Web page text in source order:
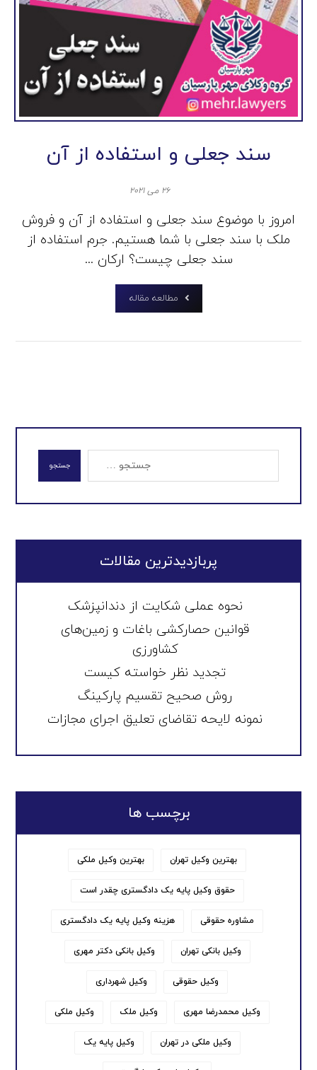
سند جعلی و استفاده از آن
۲۶ می ۲۰۲۱
امروز با موضوع سند جعلی و استفاده از آن و فروش
ملک با سند جعلی با شما هستیم. جرم استفاده از
سند جعلی چیست؟ ارکان ...
مطالعه مقاله
جستجو
پربازدیدترین مقالات
نحوه عملی شکایت از دندانپزشک
قوانین حصارکشی باغات و زمین‌های
کشاورزی
تجدید نظر خواسته کیست
روش صحیح تقسیم پارکینگ
نمونه لایحه تقاضای تعلیق اجرای مجازات
برچسب ها
بهترین وکیل تهران بهترین وکیل ملکی
حقوق وکیل پایه یک دادگستری چقدر است
مشاوره حقوقی هزینه وکیل پایه یک دادگستری
وکیل بانکی تهران وکیل بانکی دکتر مهری
وکیل حقوقی وکیل شهرداری
وکیل محمدرضا مهری وکیل ملک وکیل ملکی
وکیل ملکی در تهران وکیل پایه یک